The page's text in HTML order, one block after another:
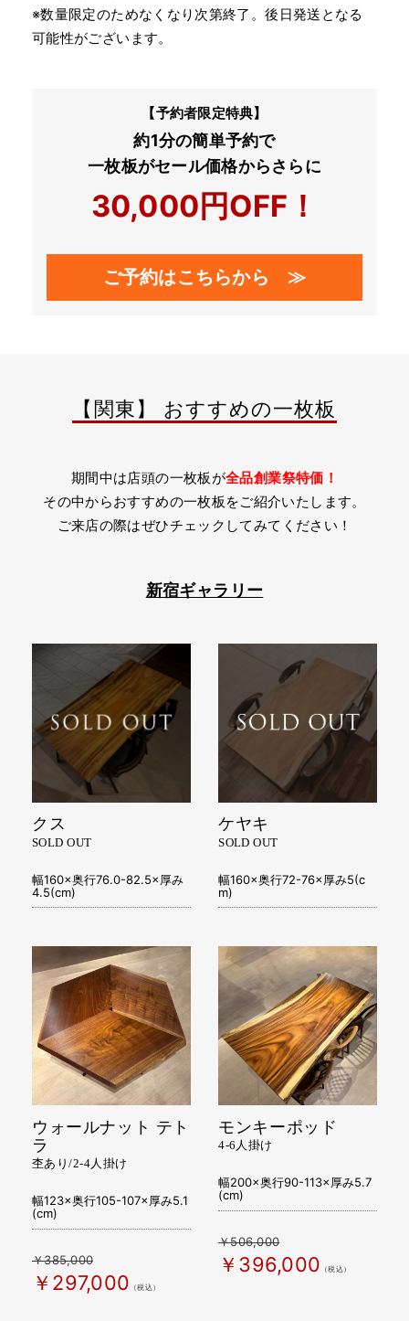
※数量限定のためなくなり次第終了。後日発送となる
可能性がございます。
【予約者限定特典】
約1分の簡単予約で
一枚板がセール価格からさらに
30,000円OFF！
ご予約はこちらから ≫
【関東】 おすすめの一枚板
期間中は店頭の一枚板が全品創業祭特価！
その中からおすすめの一枚板をご紹介いたします。
ご来店の際はぜひチェックしてみてください！
新宿ギャラリー
クス
SOLD OUT
幅160×奥行76.0-82.5×厚み
4.5(cm)
ケヤキ
SOLD OUT
幅160×奥行72-76×厚み5(c
m)
ウォールナット テト
ラ
杢あり/2-4人掛け
幅123×奥行105-107×厚み5.1
(cm)
￥385,000
￥297,000 （税込）
モンキーポッド
4-6人掛け
幅200×奥行90-113×厚み5.7
(cm)
￥506,000
￥396,000 （税込）